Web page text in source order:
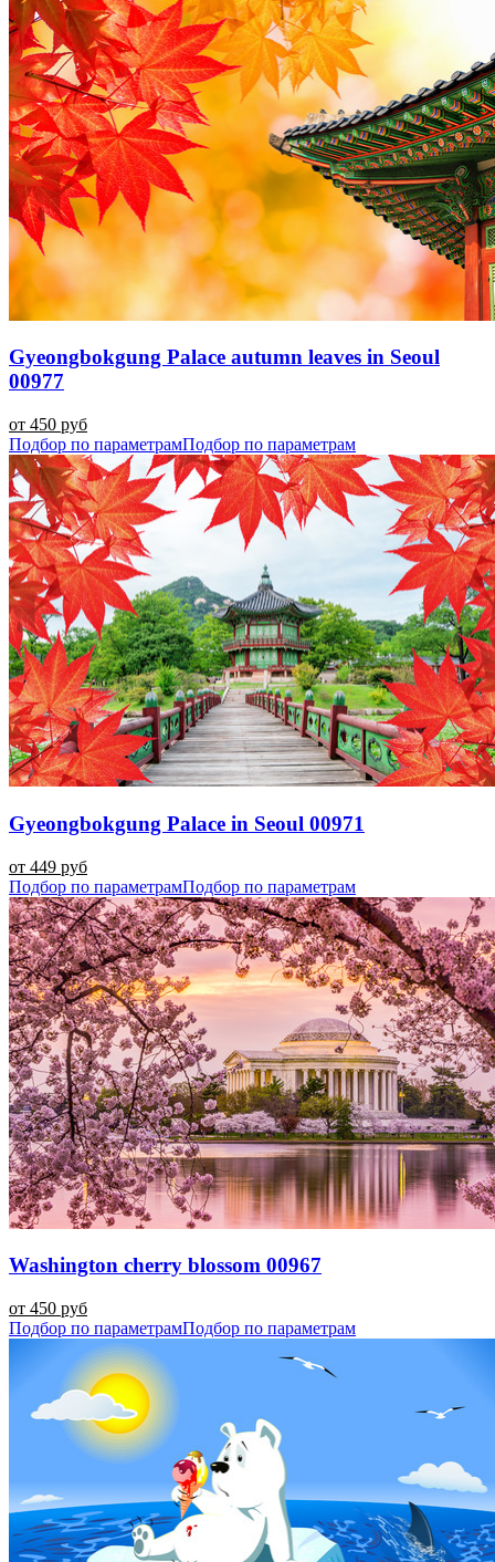
Gyeongbokgung Palace autumn leaves in Seoul
00977
от 450 руб
Подбор по параметрамПодбор по параметрам
Gyeongbokgung Palace in Seoul 00971
от 449 руб
Подбор по параметрамПодбор по параметрам
Washington cherry blossom 00967
от 450 руб
Подбор по параметрамПодбор по параметрам